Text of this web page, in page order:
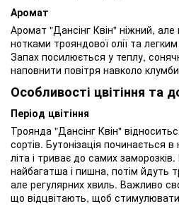
Аромат
Аромат "Дансінг Квін" ніжний,
нотками трояндової олії та
Запах посилюється у теплу,
наповнити повітря навколо
Особливості цвітіння та
Період цвітіння
Троянда "Дансінг Квін"
сортів. Бутонізація починається
літа і триває до самих
найбагатша і пишна, потім йдуть
але регулярних хвиль. Важливо
що відцвітають, щоб